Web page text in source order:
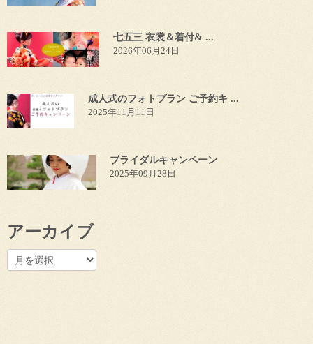
七五三 衣裳＆着付& ...
2026年06月24日
成人式のフォトプラン ご予約キ ...
2025年11月11日
ブライダルキャンペーン
2025年09月28日
アーカイブ